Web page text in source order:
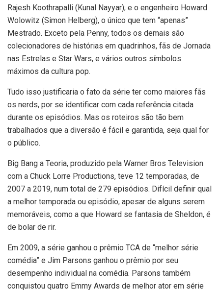
Rajesh Koothrapalli (Kunal Nayyar); e o engenheiro Howard
Wolowitz (Simon Helberg), o único que tem “apenas”
Mestrado. Exceto pela Penny, todos os demais são
colecionadores de histórias em quadrinhos, fãs de Jornada
nas Estrelas e Star Wars, e vários outros símbolos
máximos da cultura pop.
Tudo isso justificaria o fato da série ter como maiores fãs
os nerds, por se identificar com cada referência citada
durante os episódios. Mas os roteiros são tão bem
trabalhados que a diversão é fácil e garantida, seja qual for
o público.
Big Bang a Teoria, produzido pela Warner Bros Television
com a Chuck Lorre Productions, teve 12 temporadas, de
2007 a 2019, num total de 279 episódios. Difícil definir qual
a melhor temporada ou episódio, apesar de alguns serem
memoráveis, como a que Howard se fantasia de Sheldon, é
de bolar de rir.
Em 2009, a série ganhou o prêmio TCA de “melhor série
comédia” e Jim Parsons ganhou o prêmio por seu
desempenho individual na comédia. Parsons também
conquistou quatro Emmy Awards de melhor ator em série